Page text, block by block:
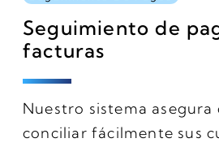
Seguimiento de
facturas
Nuestro sistema asegura
conciliar fácilmente sus